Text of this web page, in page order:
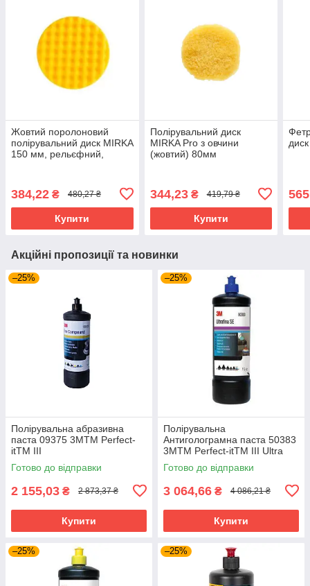
Жовтий поролоновий
полірувальний диск MIRKA
150 мм, рельєфний,
384,22 ₴ 480,27 ₴
Купити
Полірувальний диск
MIRKA Pro з овчини
(жовтий) 80мм
344,23₴ 419,79 ₴
Купити
Акційні пропозиції та новинки
–25%
Полірувальна абразивна
паста 09375 3MTM Perfect-
itTM III
Готово до відправки
2 155,03 ₴ 2 873,37 ₴
Купити
–25%
Полірувальна
Антиголограмна паста 50383
3MTM Perfect-itTM III Ultra
Fine
Готово до відправки
3 064,66 ₴ 4 086,21 ₴
Купити
–25% –25%